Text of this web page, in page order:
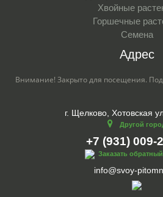
Хвойные
Горшечные
Семена
Адрес
Внимание! Закрыто для посещения.
г. Щелково, Хотовская
Другой
+7 (931) 009-
Заказать
info@svoy-